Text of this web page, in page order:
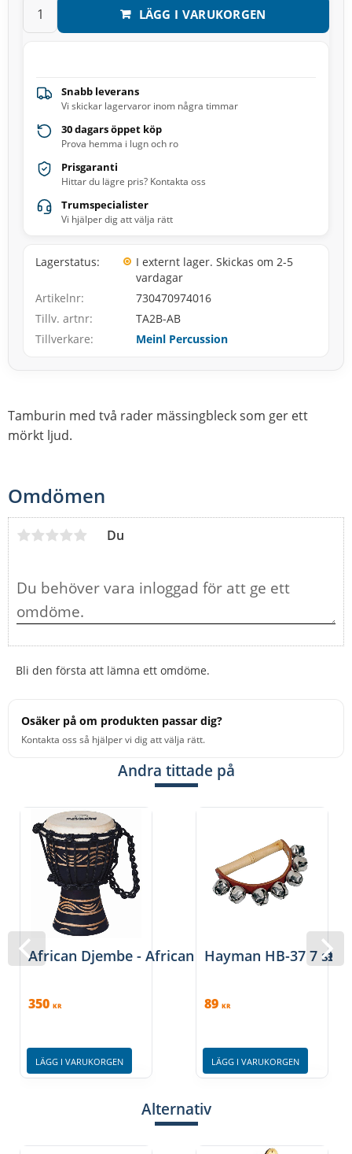
LÄGG I VARUKORGEN
Snabb leverans
Vi skickar lagervaror inom några timmar
30 dagars öppet köp
Prova hemma i lugn och ro
Prisgaranti
Hittar du lägre pris? Kontakta oss
Trumspecialister
Vi hjälper dig att välja rätt
Lagerstatus
I externt lager. Skickas om 2-5
vardagar
Artikelnr
730470974016
Tillv. artnr
TA2B-AB
Tillverkare
Meinl Percussion
Tamburin med två rader mässingbleck som ger ett
mörkt ljud.
Omdömen
Du
Bli den första att lämna ett omdöme.
Osäker på om produkten passar dig?
Kontakta oss så hjälper vi dig att välja rätt.
Andra tittade på
African Djembe - African Djembe - Barnmodell,
350 KR
LÄGG I VARUKORGEN
Hayman HB-37 7 st
89 KR
LÄGG I VARUKORGEN
Alternativ